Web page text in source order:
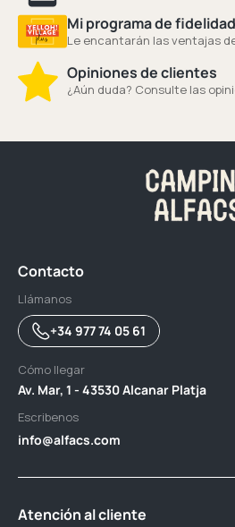
Mi programa de fidelidad
Le encantarán las ventajas
Opiniones de clientes
¿Aún duda? Consulte las
Contacto
Llámanos
+34 977 74 05 61
Cómo llegar
Av. Mar, 1 - 43530 Alcanar Platja
Escribenos
info@alfacs.com
Atención al cliente